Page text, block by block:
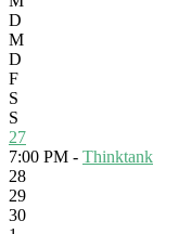
D
M
D
F
S
S
27
7:00 PM - Thinktank
28
29
30